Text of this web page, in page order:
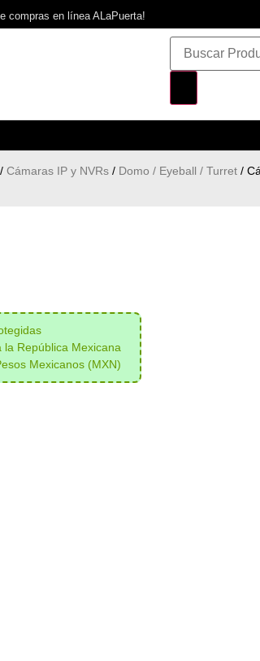
compras en línea ALaPuerta!
/ Cámaras IP y NVRs / Domo / Eyeball / Turret /
la República Mexicana
Mexicanos (MXN)